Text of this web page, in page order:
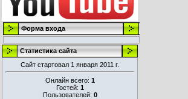
Форма входа
Статистика сайта
Сайт стартовал 1 января 2011 г.
Онлайн всего: 1
Гостей: 1
Пользователей: 0